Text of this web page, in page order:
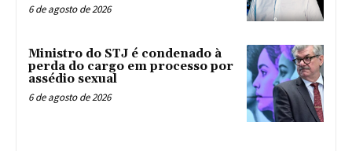
6 de agosto de 2026
Ministro do STJ é condenado à
perda do cargo em processo por
assédio sexual
6 de agosto de 2026